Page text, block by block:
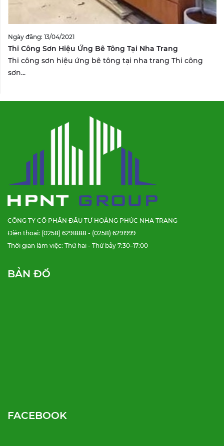
Ngày đăng: 13/04/2021
Thi Công Sơn Hiệu Ứng Bê Tông Tại Nha Trang
Thi công sơn hiệu ứng bê tông tại nha trang Thi công
sơn...
CÔNG TY CỔ PHẦN ĐẦU TƯ HOÀNG PHÚC NHA TRANG
Điện thoại: (0258) 6291888 - (0258) 6291999
Thời gian làm việc: Thứ hai - Thứ bảy 7:30–17:00
BẢN ĐỒ
FACEBOOK